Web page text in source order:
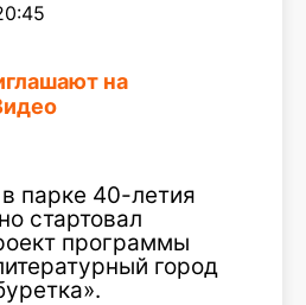
на
парке 40-летия
стартовал
программы
город